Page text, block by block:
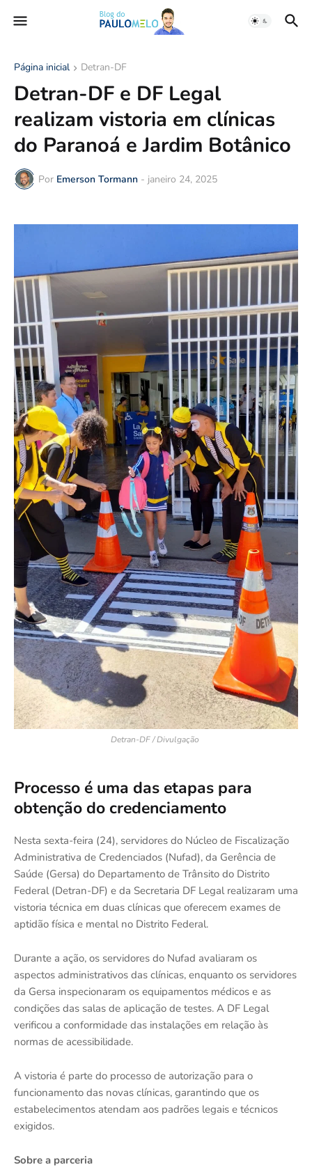
Página inicial Detran-DF
Detran-DF e DF Legal
realizam vistoria em clínicas
do Paranoá e Jardim Botânico
Por Emerson Tormann - janeiro 24, 2025
Detran-DF / Divulgação
Processo é uma das etapas para
obtenção do credenciamento
Nesta sexta-feira (24), servidores do Núcleo de Fiscalização
Administrativa de Credenciados (Nufad), da Gerência de
Saúde (Gersa) do Departamento de Trânsito do Distrito
Federal (Detran-DF) e da Secretaria DF Legal realizaram uma
vistoria técnica em duas clínicas que oferecem exames de
aptidão física e mental no Distrito Federal.
Durante a ação, os servidores do Nufad avaliaram os
aspectos administrativos das clínicas, enquanto os servidores
da Gersa inspecionaram os equipamentos médicos e as
condições das salas de aplicação de testes. A DF Legal
verificou a conformidade das instalações em relação às
normas de acessibilidade.
A vistoria é parte do processo de autorização para o
funcionamento das novas clínicas, garantindo que os
estabelecimentos atendam aos padrões legais e técnicos
exigidos.
Sobre a parceria